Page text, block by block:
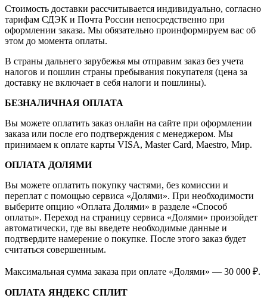
Стоимость доставки рассчитывается индивидуально, согласно
тарифам СДЭК и Почта России непосредственно при
оформлении заказа. Мы обязательно проинформируем вас об
этом до момента оплаты.
В страны дальнего зарубежья мы отправим заказ без учета
налогов и пошлин страны пребывания покупателя (цена за
доставку не включает в себя налоги и пошлины).
БЕЗНАЛИЧНАЯ ОПЛАТА
Вы можете оплатить заказ онлайн на сайте при оформлении
заказа или после его подтверждения с менеджером. Мы
принимаем к оплате карты VISA, Master Card, Maestro, Мир.
ОПЛАТА ДОЛЯМИ
Вы можете оплатить покупку частями, без комиссии и
переплат с помощью сервиса «Долями». При необходимости
выберите опцию «Оплата Долями» в разделе «Способ
оплаты». Переход на страницу сервиса «Долями» произойдет
автоматически, где вы введете необходимые данные и
подтвердите намерение о покупке. После этого заказ будет
считаться совершенным.
Максимальная сумма заказа при оплате «Долями» — 30 000 ₽.
ОПЛАТА ЯНДЕКС СПЛИТ